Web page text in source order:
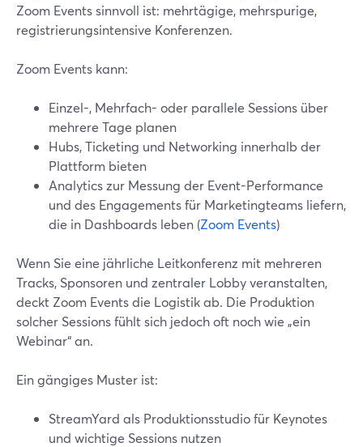
Zoom Events sinnvoll ist: mehrtägige, mehrspurige,
registrierungsintensive Konferenzen.
Zoom Events kann:
Einzel-, Mehrfach- oder parallele Sessions über
mehrere Tage planen
Hubs, Ticketing und Networking innerhalb der
Plattform bieten
Analytics zur Messung der Event-Performance
und des Engagements für Marketingteams liefern,
die in Dashboards leben (Zoom Events)
Wenn Sie eine jährliche Leitkonferenz mit mehreren
Tracks, Sponsoren und zentraler Lobby veranstalten,
deckt Zoom Events die Logistik ab. Die Produktion
solcher Sessions fühlt sich jedoch oft noch wie „ein
Webinar“ an.
Ein gängiges Muster ist:
StreamYard als Produktionsstudio für Keynotes
und wichtige Sessions nutzen